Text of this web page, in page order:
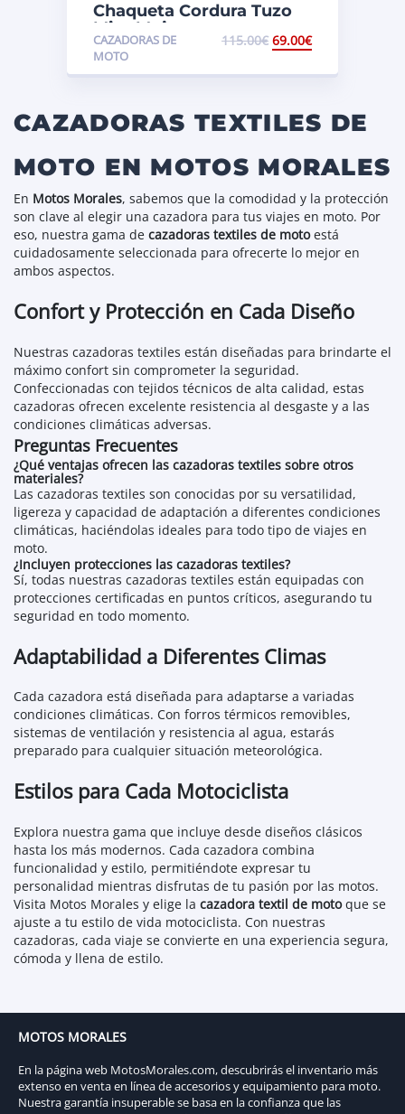
Chaqueta Cordura Tuzo
Mizz Mujer
CAZADORAS DE
MOTO
115.00€ 69.00€
CAZADORAS TEXTILES DE
MOTO EN MOTOS MORALES
En Motos Morales, sabemos que la comodidad y la protección
son clave al elegir una cazadora para tus viajes en moto. Por
eso, nuestra gama de cazadoras textiles de motoestá
cuidadosamente seleccionada para ofrecerte lo mejor en
ambos aspectos.
Confort y Protección en Cada Diseño
Nuestras cazadoras textiles están diseñadas para brindarte el
máximo confort sin comprometer la seguridad.
Confeccionadas con tejidos técnicos de alta calidad, estas
cazadoras ofrecen excelente resistencia al desgaste y a las
condiciones climáticas adversas.
Preguntas Frecuentes
¿Qué ventajas ofrecen las cazadoras textiles sobre otros
materiales?
Las cazadoras textiles son conocidas por su versatilidad,
ligereza y capacidad de adaptación a diferentes condiciones
climáticas, haciéndolas ideales para todo tipo de viajes en
moto.
¿Incluyen protecciones las cazadoras textiles?
Sí, todas nuestras cazadoras textiles están equipadas con
protecciones certificadas en puntos críticos, asegurando tu
seguridad en todo momento.
Adaptabilidad a Diferentes Climas
Cada cazadora está diseñada para adaptarse a variadas
condiciones climáticas. Con forros térmicos removibles,
sistemas de ventilación y resistencia al agua, estarás
preparado para cualquier situación meteorológica.
Estilos para Cada Motociclista
Explora nuestra gama que incluye desde diseños clásicos
hasta los más modernos. Cada cazadora combina
funcionalidad y estilo, permitiéndote expresar tu
personalidad mientras disfrutas de tu pasión por las motos.
Visita Motos Morales y elige la cazadora textil de motoque se
ajuste a tu estilo de vida motociclista. Con nuestras
cazadoras, cada viaje se convierte en una experiencia segura,
cómoda y llena de estilo.
MOTOS MORALES
En la página web MotosMorales.com, descubrirás el inventario más
extenso en venta en línea de accesorios y equipamiento para moto.
Nuestra garantía insuperable se basa en la confianza que las